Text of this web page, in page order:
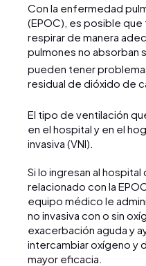
Con la enfermedad
(EPOC), es posible
respirar de manera
pulmones no absorban
pueden tener
residual de dióxido de
El tipo de ventilación
en el hospital y en el
invasiva (VNI).
Si lo ingresan al
relacionado con la
equipo médico le
no invasiva con o sin
exacerbación aguda y
intercambiar oxígeno y
mayor eficacia.